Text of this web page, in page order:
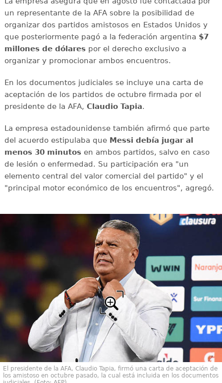
un representante de la AFA sobre la posibilidad de
organizar dos partidos amistosos en Estados Unidos y
que posteriormente pagó a la federación argentina $7
millones de dólarespor el derecho exclusivo a
organizar y promocionar ambos encuentros.
En los documentos judiciales se incluye una carta de
aceptación de los partidos de octubre firmada por el
presidente de la AFA, Claudio Tapia.
La empresa estadounidense también afirmó que parte
del acuerdo estipulaba que Messi debía jugar al
menos 30 minutosen ambos partidos, salvo en caso
de lesión o enfermedad. Su participación era "un
elemento central del valor comercial del partido" y el
"principal motor económico de los encuentros", agregó.
El presidente de la AFA, Claudio Tapia, firmó una carta de aceptación de
los amistoso en octubre pasado, la cual está incluida en los documentos